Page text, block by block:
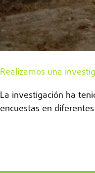
Realizamos una
La investigación ha
encuestas en